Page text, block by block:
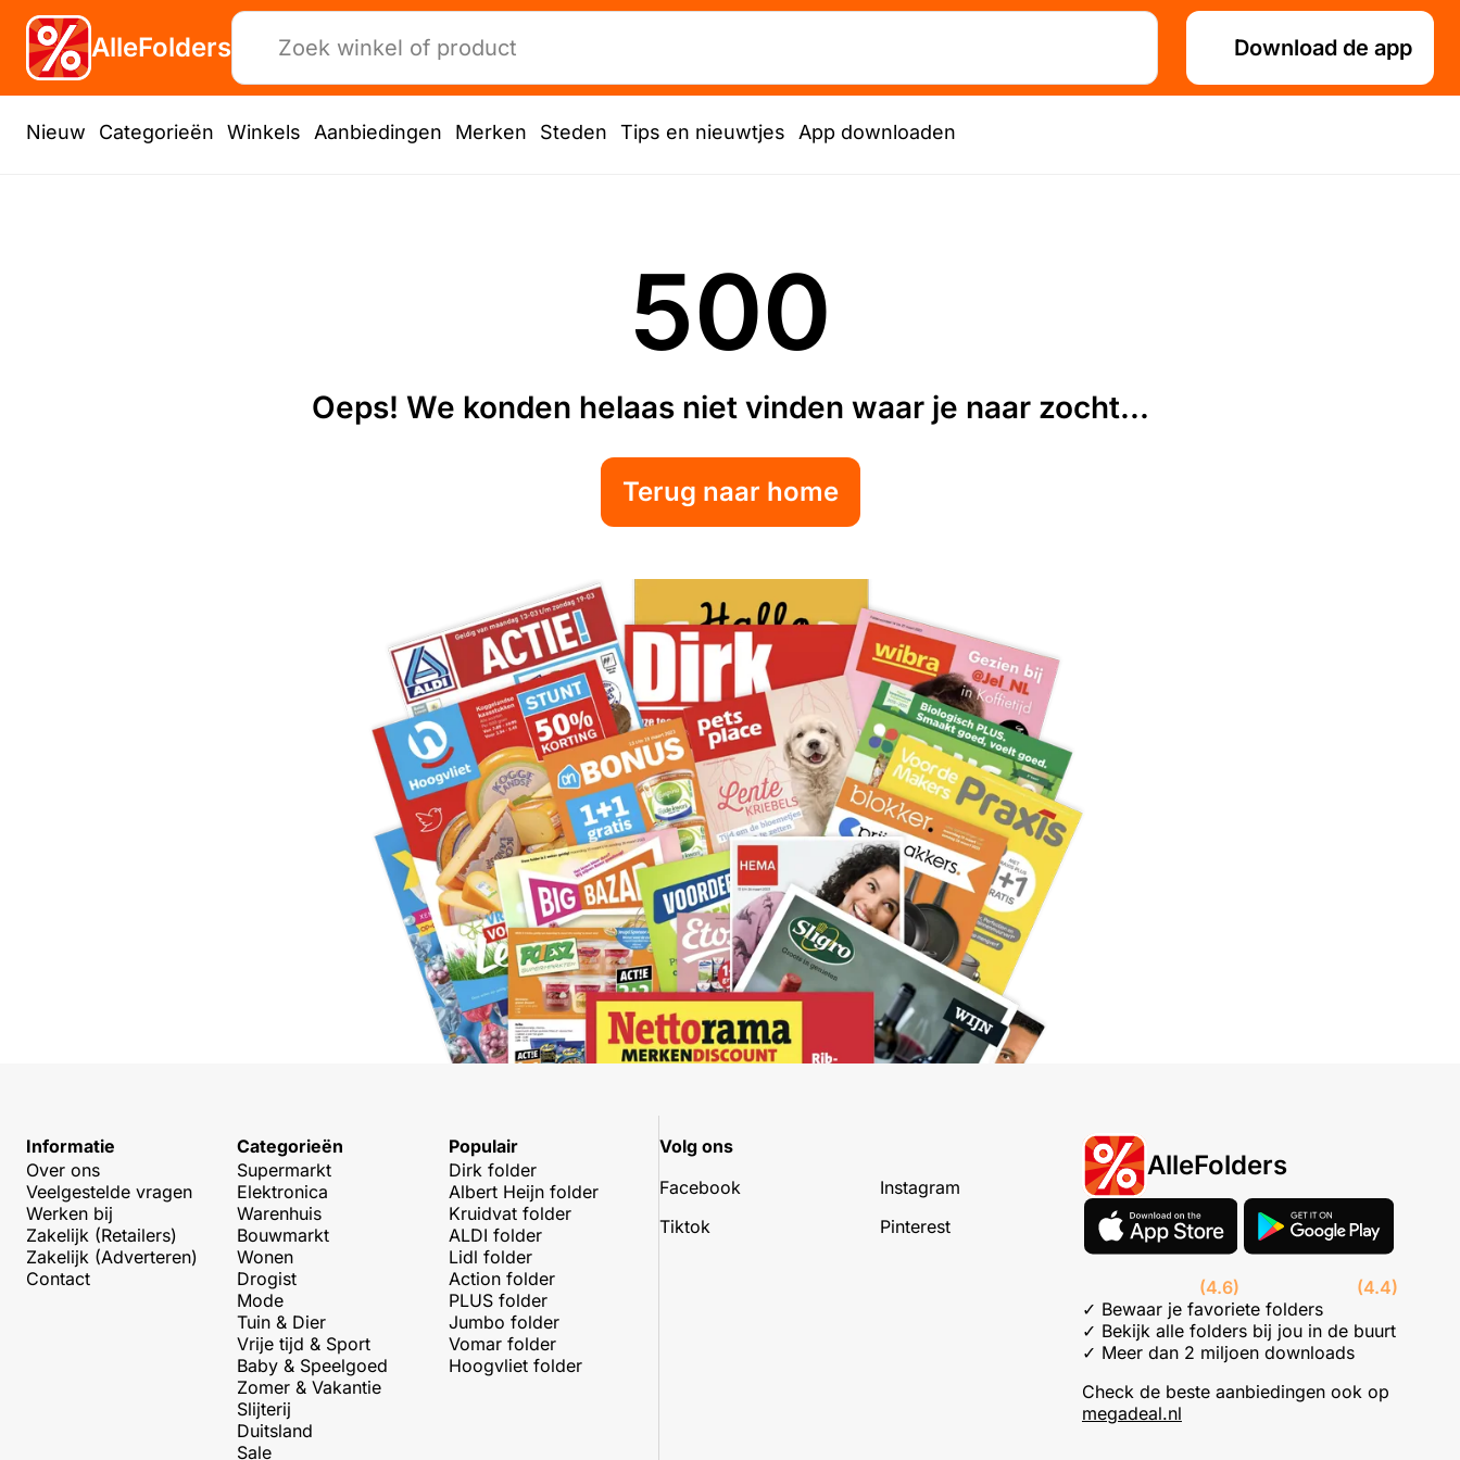
AlleFolders Download de app
Nieuw Categorieën Winkels Aanbiedingen Merken Steden Tips en nieuwtjes App downloaden
500
Oeps! We konden helaas niet vinden waar je naar zocht...
Terug naar home
Informatie
Over ons
Veelgestelde vragen
Werken bij
Zakelijk (Retailers)
Zakelijk (Adverteren)
Contact
Categorieën
Supermarkt
Elektronica
Warenhuis
Bouwmarkt
Wonen
Drogist
Mode
Tuin & Dier
Vrije tijd & Sport
Baby & Speelgoed
Zomer & Vakantie
Slijterij
Duitsland
Sale
Populair
Dirk folder
Albert Heijn folder
Kruidvat folder
ALDI folder
Lidl folder
Action folder
PLUS folder
Jumbo folder
Vomar folder
Hoogvliet folder
Volg ons
Facebook
Instagram
Tiktok
Pinterest
AlleFolders
(4.6)
(4.4)
✓ Bewaar je favoriete folders
✓ Bekijk alle folders bij jou in de buurt
✓ Meer dan 2 miljoen downloads
Check de beste aanbiedingen ook op
megadeal.nl